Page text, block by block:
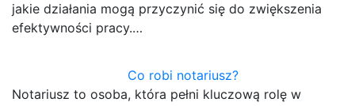
jakie działania mogą przyczynić się do zwiększenia
efektywności pracy.…
Co robi notariusz?
Notariusz to osoba, która pełni kluczową rolę w